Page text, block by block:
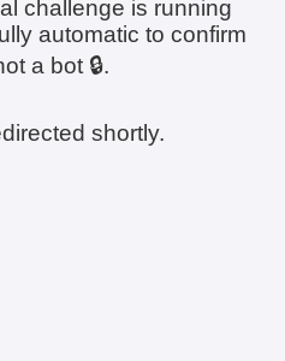
challenge is running
automatic to confirm
a bot 🔒.
shortly.